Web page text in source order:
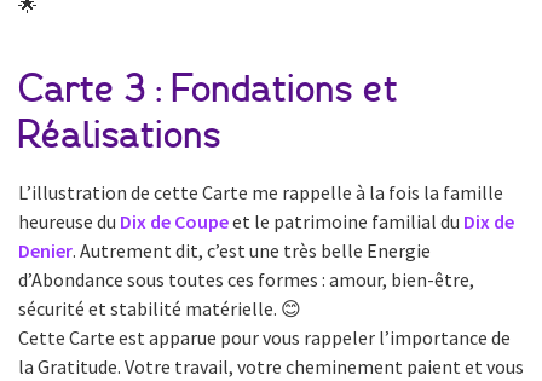
Carte 3 : Fondations et
Réalisations
L’illustration de cette Carte me rappelle à la fois la famille
heureuse du Dix de Coupeet le patrimoine familial du Dix de
Denier. Autrement dit, c’est une très belle Energie
d’Abondance sous toutes ces formes : amour, bien-être,
sécurité et stabilité matérielle. 😊
Cette Carte est apparue pour vous rappeler l’importance de
la Gratitude. Votre travail, votre cheminement paient et vous